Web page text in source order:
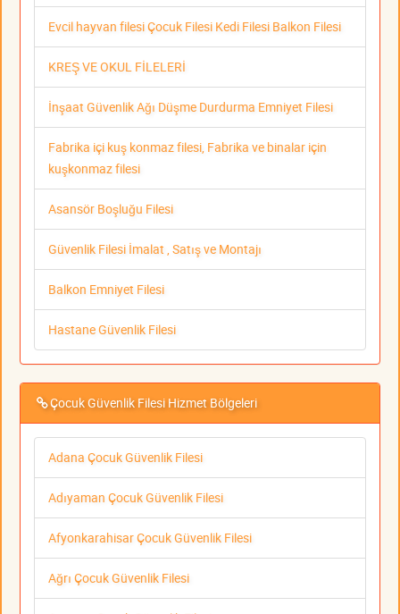
Evcil hayvan filesi Çocuk Filesi Kedi Filesi Balkon Filesi
KREŞ VE OKUL FİLELERİ
İnşaat Güvenlik Ağı Düşme Durdurma Emniyet Filesi
Fabrika içi kuş konmaz filesi, Fabrika ve binalar için
kuşkonmaz filesi
Asansör Boşluğu Filesi
Güvenlik Filesi İmalat , Satış ve Montajı
Balkon Emniyet Filesi
Hastane Güvenlik Filesi
Çocuk Güvenlik Filesi Hizmet Bölgeleri
Adana Çocuk Güvenlik Filesi
Adıyaman Çocuk Güvenlik Filesi
Afyonkarahisar Çocuk Güvenlik Filesi
Ağrı Çocuk Güvenlik Filesi